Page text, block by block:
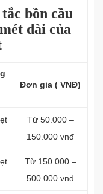
bồn cầu
dài của
Đơn gia ( VNĐ)
Từ 50.000 –
150.000 vnđ
Từ 150.000 –
500.000 vnđ